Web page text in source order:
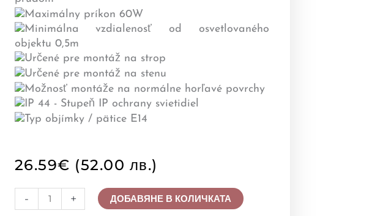
26.59€ (52.00 лв.)
-
количество
за
+ ДОБАВЯНЕ В КОЛИЧКАТА